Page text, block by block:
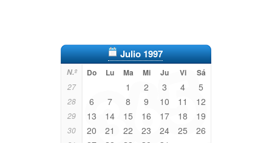
Julio 1997
N.º Do Lu Ma Mi Ju Vi Sá
27 1 2 3 4 5
28 6 7 8 9 10 11 12
29 13 14 15 16 17 18 19
30 20 21 22 23 24 25 26